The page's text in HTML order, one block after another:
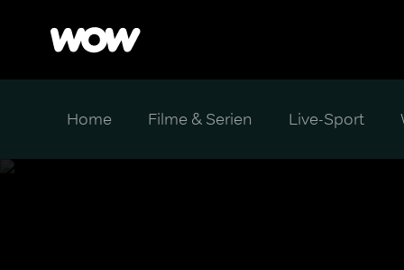
Home Filme & Serien Live-Sport